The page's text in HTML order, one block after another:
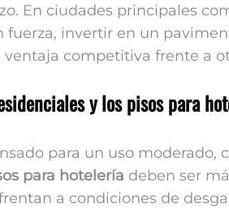
En ciudades principales
fuerza, invertir en un
competitiva frente a
y los pisos para
para un uso moderado,
para hotelería deben ser
a condiciones de